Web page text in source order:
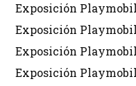
Exposición
Exposición
Exposición
Exposición